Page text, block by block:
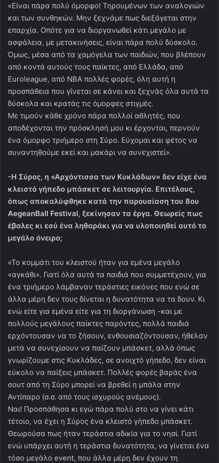
«Είναι πάρα πολύ όμορφο! Τηρουμένων των αναλογιών
και των συνθηκών. Μην ξεχνάμε πως διεξάγεται στην
επαρχία. Οπότε για να διοργανωθεί κάτι μεγάλο με
ασφάλεια, με μετακινήσεις, είναι πάρα πολύ δύσκολο.
Όμως, μέσα από τα χαμόγελα των παιδιών, που βλέπουν
από κοντά αυτούς τους παίκτες, από Ελλάδα, από
Euroleague, από NBΑ πολλές φορές, όλη αυτή η
προσπάθεια που γίνεται σε κάνει και ξεχνάς όλα αυτά τα
δύσκολα και κρατάς τις όμορφες στιγμές.
Με τιμούν κάθε χρόνο πάρα πολλοί αθλητές, που
αποδέχονται την πρόσκλησή μου κι έρχονται, περνούν
ένα όμορφο τριήμερο στη Σύρο. Εύχομαι και φέτος να
συναντηθούμε εκεί και μακάρι να συνεχιστεί».
-Η Σύρος, η «Αρχόντισσα των Κυκλάδων» δεν είχε ένα
κλειστό γήπεδο μπάσκετ σε λειτουργία. Επιτέλους,
όπως αποκαλύφθηκε κατά την παρουσίαση του 8ου
AegeanBall Festival, ξεκίνησαν τα έργα. Θεωρείς πως
έβαλες κι εσύ ένα ληθαράκι για να υλοποιηθεί αυτό το
μεγάλο όνειρο;
«Το κομμάτι του κλειστού ήταν για εμένα μεγάλο
«αγκάθι». Γιατί όλα αυτά τα παιδιά που συμμετέχουν, για
ένα τριήμερο λάμβαναν τεράστιες εικόνες που ενώ σε
άλλα μέρη δεν τους δίνεται η δυνατότητα να τα δουν. Κι
ενώ είτε για εμένα είτε για τη διοργάνωση -και με
πολλούς μεγάλους παίκτες παρόντες, πολλά παιδιά
ερχόντουσαν να το ζήσουν, ενθουσιαζόντουσαν, ήθελαν
μετά να συνεχίσουν να παίζουν μπάσκετ, αλλά όπως
γνωρίζουμε στις Κυκλάδες, σε ανοιχτό γήπεδο, δεν είναι
εύκολο να παίξεις μπάσκετ. Πολλές φορές βαράς ένα
σουτ από τη Σύρο μπορεί να βρεθεί η μπάλα στην
Αντίπαρο (σ.σ. από τους ισχυρούς ανέμους).
Ναι! Προσπάθησα κι εγώ πάρα πολύ στο να γίνει κάτι
τέτοιο, να έχει η Σύρος ένα κλειστό γήπεδο μπάσκετ.
Θεωρούσα πως ήταν τεράστια αδικία για το νησί. Γιατί
ενώ υπάρχει αυτή η τεράστια δυνατότητα, να γίνεται ένα
τόσο μεγάλο event, που άλλα μέρη δεν έχουν τη